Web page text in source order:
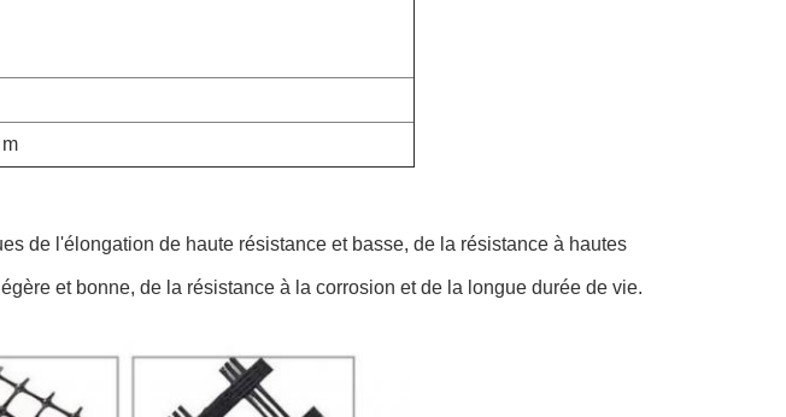
de l'élongation de haute résistance et basse, de la résistance à hautes
et bonne, de la résistance à la corrosion et de la longue durée de vie.